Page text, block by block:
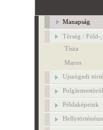
Manapság
Térség / Föld-
Tisza
Maros
Ujszögedi
Példaképeink